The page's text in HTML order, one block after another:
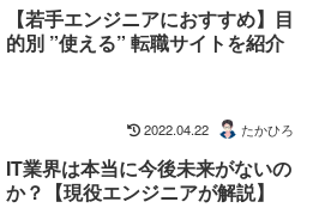
【若手エンジニアにおすすめ】目
的別 ”使える” 転職サイトを紹介
2022.04.22 たかひろ
IT業界は本当に今後未来がないの
か？【現役エンジニアが解説】